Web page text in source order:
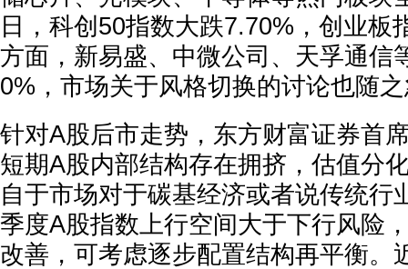
日，科创50指数大跌7.70%，创业板
方面，新易盛、中微公司、天孚通信
0%，市场关于风格切换的讨论也随
针对A股后市走势，东方财富证券首
短期A股内部结构存在拥挤，估值分
自于市场对于碳基经济或者说传统行
季度A股指数上行空间大于下行风险
改善，可考虑逐步配置结构再平衡。